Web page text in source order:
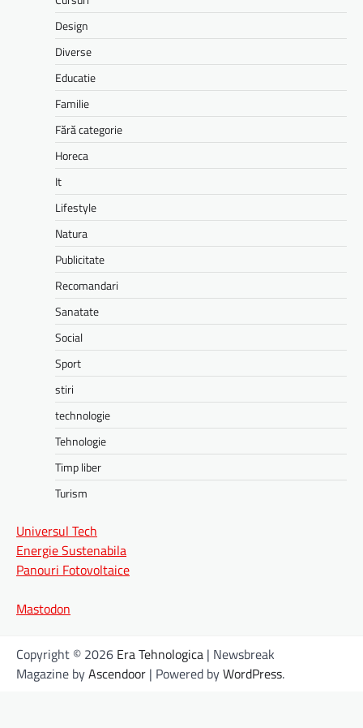
Design
Diverse
Educatie
Familie
Fără categorie
Horeca
It
Lifestyle
Natura
Publicitate
Recomandari
Sanatate
Social
Sport
stiri
technologie
Tehnologie
Timp liber
Turism
Universul Tech
Energie Sustenabila
Panouri Fotovoltaice
Mastodon
Copyright © 2026 Era Tehnologica | Newsbreak
Magazine byAscendoor | Powered byWordPress.